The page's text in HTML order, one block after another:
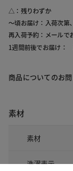
△：残りわずか
～頃お届け：入荷次第
再入荷予約：メールで
1週間前後でお届け：
商品についてのお
素材
素材
洗濯表示